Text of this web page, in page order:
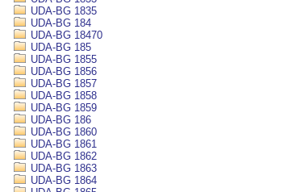
UDA-BG 1835
UDA-BG 184
UDA-BG 18470
UDA-BG 185
UDA-BG 1855
UDA-BG 1856
UDA-BG 1857
UDA-BG 1858
UDA-BG 1859
UDA-BG 186
UDA-BG 1860
UDA-BG 1861
UDA-BG 1862
UDA-BG 1863
UDA-BG 1864